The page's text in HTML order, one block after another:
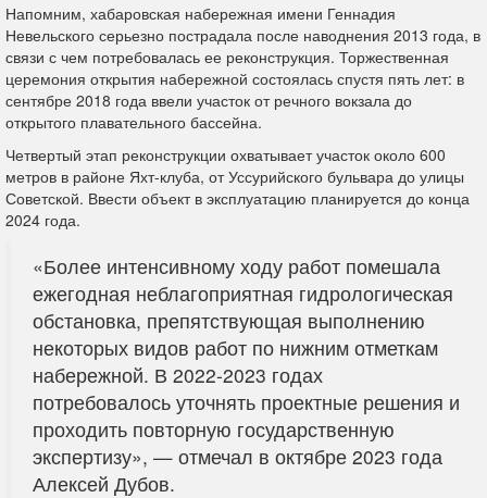
Напомним, хабаровская набережная имени Геннадия
Невельского серьезно пострадала после наводнения 2013 года, в
связи с чем потребовалась ее реконструкция. Торжественная
церемония открытия набережной состоялась спустя пять лет: в
сентябре 2018 года ввели участок от речного вокзала до
открытого плавательного бассейна.
Четвертый этап реконструкции охватывает участок около 600
метров в районе Яхт-клуба, от Уссурийского бульвара до улицы
Советской. Ввести объект в эксплуатацию планируется до конца
2024 года.
«Более интенсивному ходу работ помешала
ежегодная неблагоприятная гидрологическая
обстановка, препятствующая выполнению
некоторых видов работ по нижним отметкам
набережной. В 2022-2023 годах
потребовалось уточнять проектные решения и
проходить повторную государственную
экспертизу», — отмечал в октябре 2023 года
Алексей Дубов.